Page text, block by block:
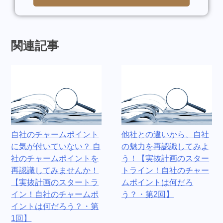
関連記事
自社のチャームポイント
に気が付いていない？ 自
社のチャームポイントを
再認識してみませんか！
【実抜計画のスタートラ
イン！自社のチャームポ
イントは何だろう？・第
1回】
他社との違いから、自社
の魅力を再認識してみよ
う！【実抜計画のスター
トライン！自社のチャー
ムポイントは何だろ
う？・第2回】